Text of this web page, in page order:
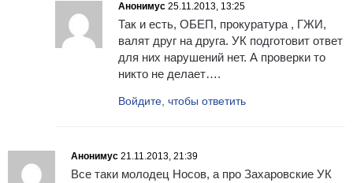
Анонимус 25.11.2013, 13:25
Так и есть, ОБЕП, прокуратура , ГЖИ,
валят друг на друга. УК подготовит ответ
для них нарушений нет. А проверки то
никто не делает….
Войдите, чтобы ответить
Анонимус 21.11.2013, 21:39
Все таки молодец Носов, а про Захаровские УК